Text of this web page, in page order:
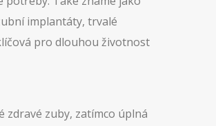
implantáty, trvalé
pro dlouhou životnost
zdravé zuby, zatímco úplná